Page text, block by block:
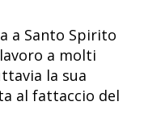
a Santo Spirito
a molti
la sua
al fattaccio del